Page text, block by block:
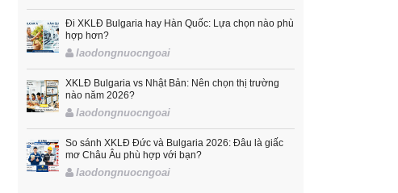
Đi XKLĐ Bulgaria hay Hàn Quốc: Lựa chọn nào phù
hợp hơn?
laodongnuocngoai
XKLĐ Bulgaria vs Nhật Bản: Nên chọn thị trường
nào năm 2026?
laodongnuocngoai
So sánh XKLĐ Đức và Bulgaria 2026: Đâu là giấc
mơ Châu Âu phù hợp với bạn?
laodongnuocngoai